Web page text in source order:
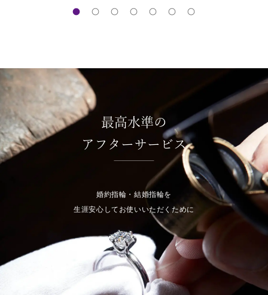
最高水準の
アフターサービス
婚約指輪・結婚指輪を
生涯安心してお使いいただくために